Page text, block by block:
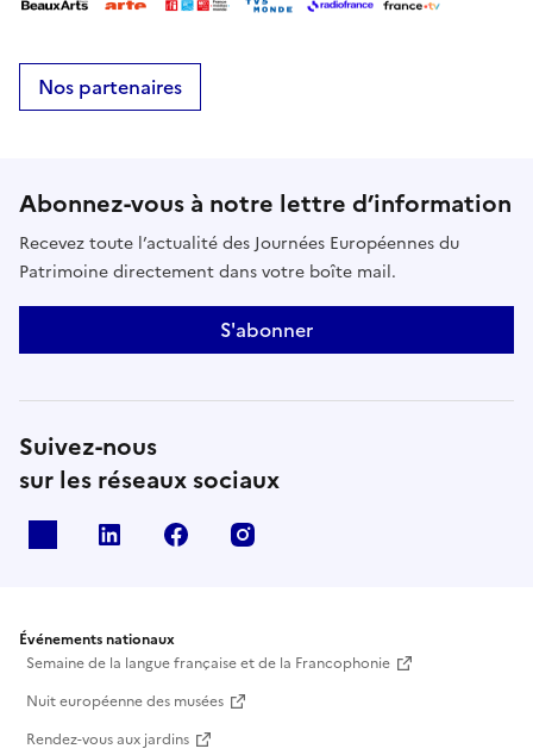
Nos partenaires
Abonnez-vous à notre lettre d’information
Recevez toute l’actualité des Journées Européennes du
Patrimoine directement dans votre boîte mail.
S'abonner
Suivez-nous
sur les réseaux sociaux
Linkedin Facebook
Événements nationaux
Semaine de la langue française et de la Francophonie
Nuit européenne des musées
Rendez-vous aux jardins